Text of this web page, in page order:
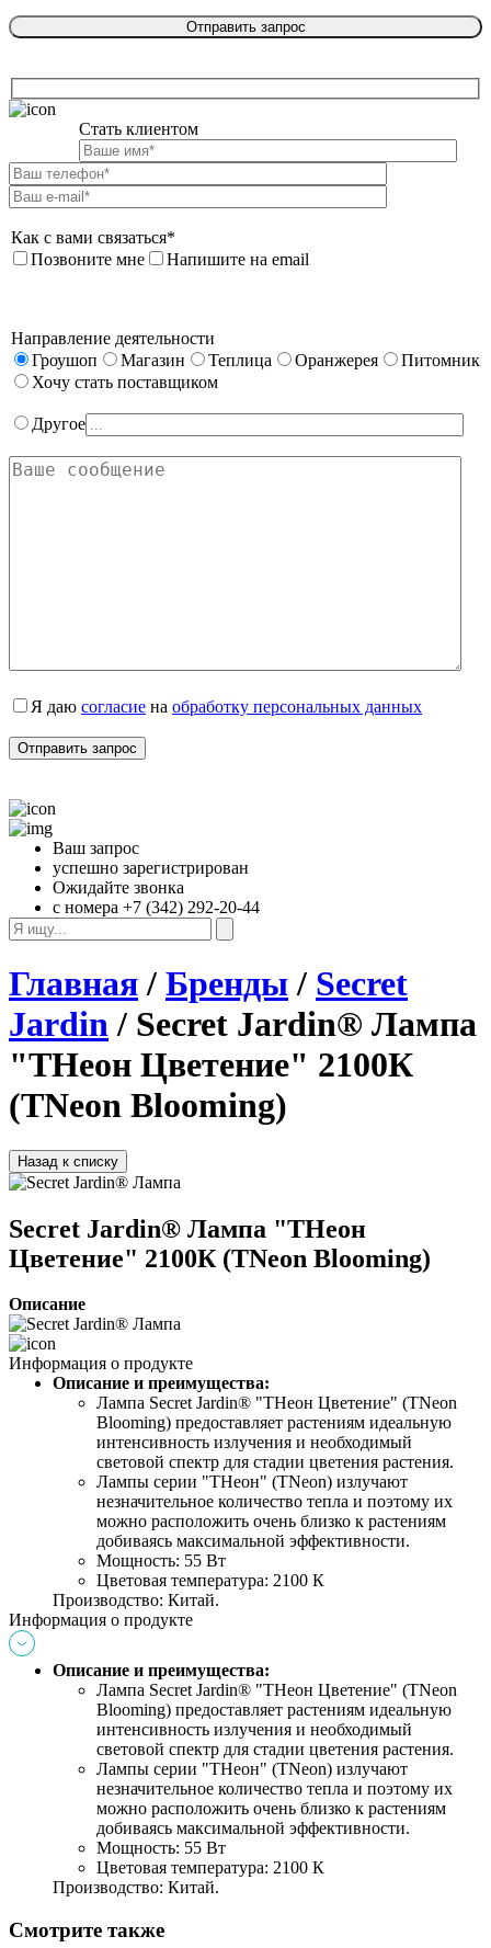
Стать клиентом
Как с вами связаться*
Позвоните мне
Напишите на email
Направление деятельности
Гроушоп
Магазин Теплица Оранжерея
Питомник
Хочу стать поставщиком
Другое
Я даю согласие на обработку персональных данных
Ваш запрос
успешно зарегистрирован
Ожидайте звонка
с номера +7 (342) 292-20-44
Главная/ Бренды/ Secret
Jardin/ Secret Jardin® Лампа
"ТНеон Цветение" 2100К
(TNeon Blooming)
Назад к списку
Secret Jardin® Лампа "ТНеон
Цветение" 2100К (TNeon Blooming)
Описание
Информация о продукте
Описание и преимущества:
Лампа Secret Jardin® "ТНеон Цветение" (TNeon
Blooming) предоставляет растениям идеальную
интенсивность излучения и необходимый
световой спектр для стадии цветения растения.
Лампы серии "ТНеон" (TNeon) излучают
незначительное количество тепла и поэтому их
можно расположить очень близко к растениям
добиваясь максимальной эффективности.
Мощность: 55 Вт
Цветовая температура: 2100 К
Производство: Китай.
Информация о продукте
Описание и преимущества:
Лампа Secret Jardin® "ТНеон Цветение" (TNeon
Blooming) предоставляет растениям идеальную
интенсивность излучения и необходимый
световой спектр для стадии цветения растения.
Лампы серии "ТНеон" (TNeon) излучают
незначительное количество тепла и поэтому их
можно расположить очень близко к растениям
добиваясь максимальной эффективности.
Мощность: 55 Вт
Цветовая температура: 2100 К
Производство: Китай.
Смотрите также